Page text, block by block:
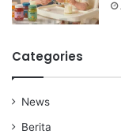
Categories
News
Berita